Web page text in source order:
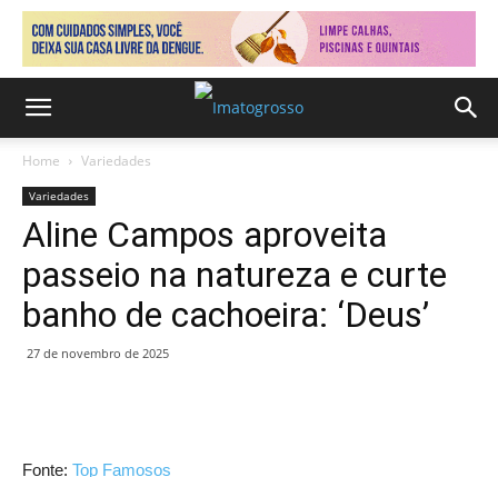
Home Variedades
Variedades
Aline Campos aproveita
passeio na natureza e curte
banho de cachoeira: ‘Deus’
27 de novembro de 2025
Fonte: Top Famosos